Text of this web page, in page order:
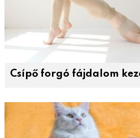
Csípő forgó fájdalom